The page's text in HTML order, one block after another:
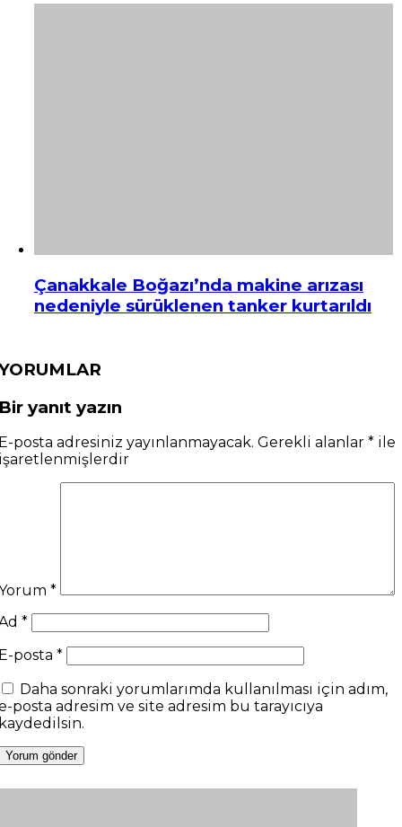
Çanakkale Boğazı’nda makine arızası
nedeniyle sürüklenen tanker kurtarıldı
yanıt yazın
posta adresiniz yayınlanmayacak. Gerekli alanlar * ile
*
*
posta *
Daha sonraki yorumlarımda kullanılması için adım,
posta adresim ve site adresim bu tarayıcıya